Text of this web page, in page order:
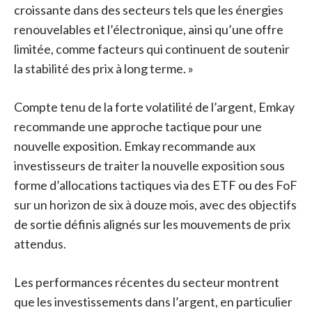
croissante dans des secteurs tels que les énergies
renouvelables et l’électronique, ainsi qu’une offre
limitée, comme facteurs qui continuent de soutenir
la stabilité des prix à long terme. »
Compte tenu de la forte volatilité de l’argent, Emkay
recommande une approche tactique pour une
nouvelle exposition. Emkay recommande aux
investisseurs de traiter la nouvelle exposition sous
forme d’allocations tactiques via des ETF ou des FoF
sur un horizon de six à douze mois, avec des objectifs
de sortie définis alignés sur les mouvements de prix
attendus.
Les performances récentes du secteur montrent
que les investissements dans l’argent, en particulier